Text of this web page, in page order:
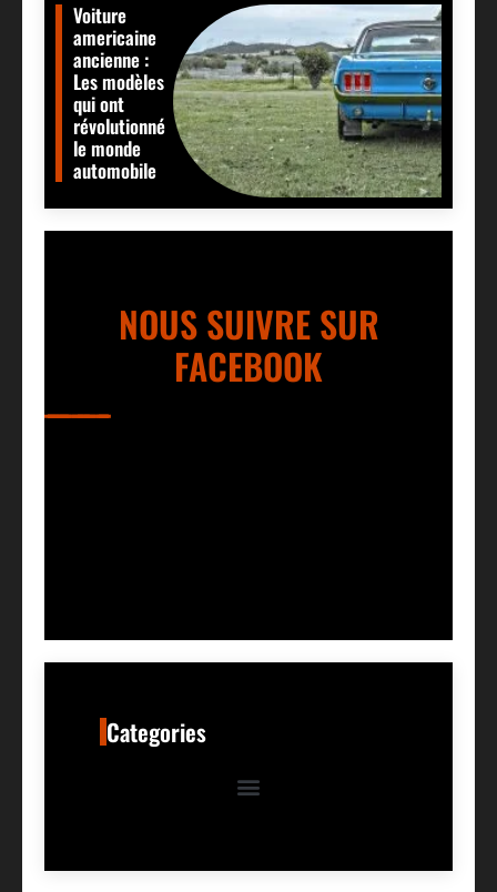
Voiture
americaine
ancienne :
Les modèles
qui ont
révolutionné
le monde
automobile
NOUS SUIVRE SUR
FACEBOOK
Categories